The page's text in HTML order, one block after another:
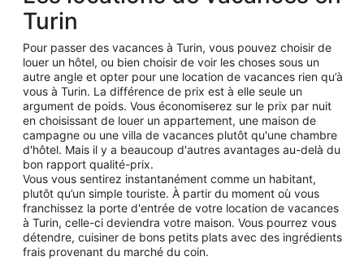
Turin
Pour passer des vacances à Turin, vous pouvez choisir de
louer un hôtel, ou bien choisir de voir les choses sous un
autre angle et opter pour une location de vacances rien qu’à
vous à Turin. La différence de prix est à elle seule un
argument de poids. Vous économiserez sur le prix par nuit
en choisissant de louer un appartement, une maison de
campagne ou une villa de vacances plutôt qu'une chambre
d'hôtel. Mais il y a beaucoup d'autres avantages au-delà du
bon rapport qualité-prix.
Vous vous sentirez instantanément comme un habitant,
plutôt qu’un simple touriste. À partir du moment où vous
franchissez la porte d'entrée de votre location de vacances
à Turin, celle-ci deviendra votre maison. Vous pourrez vous
détendre, cuisiner de bons petits plats avec des ingrédients
frais provenant du marché du coin.